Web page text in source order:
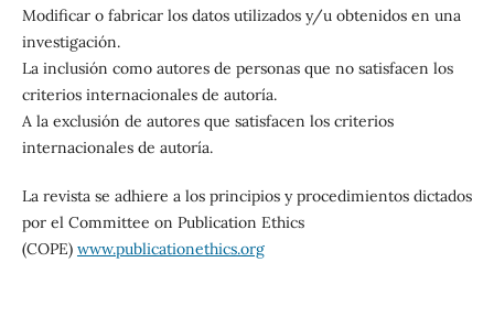
Modificar o fabricar los datos utilizados y/u obtenidos en una
investigación.
La inclusión como autores de personas que no satisfacen los
criterios internacionales de autoría.
A la exclusión de autores que satisfacen los criterios
internacionales de autoría.
La revista se adhiere a los principios y procedimientos dictados
por el Committee on Publication Ethics
(COPE) www.publicationethics.org